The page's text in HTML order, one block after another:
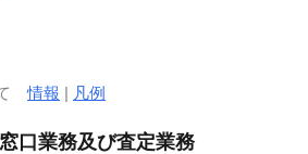
て情報 | 凡例
口業務及び査定業務